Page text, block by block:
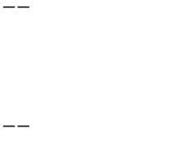
ー
ー